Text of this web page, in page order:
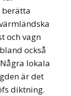
berätta
och vagn
också
lokala
är det
diktning.